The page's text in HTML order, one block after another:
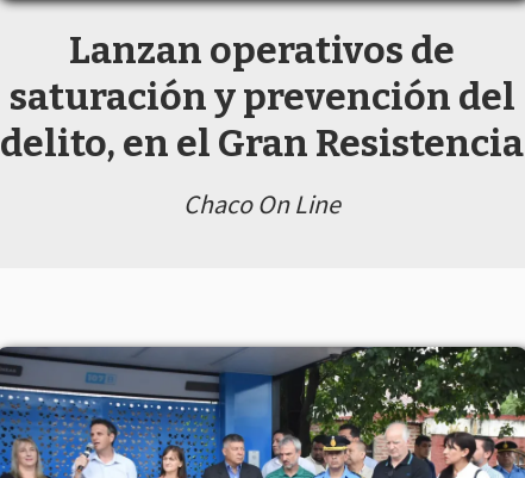
Lanzan operativos de
saturación y prevención del
delito, en el Gran Resistencia
Chaco On Line